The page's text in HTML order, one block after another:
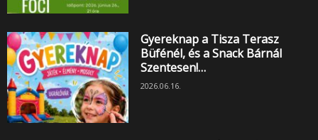
Gyereknap a Tisza Terasz
Büfénél, és a Snack Bárnál
Szentesen!…
2026.06.16.